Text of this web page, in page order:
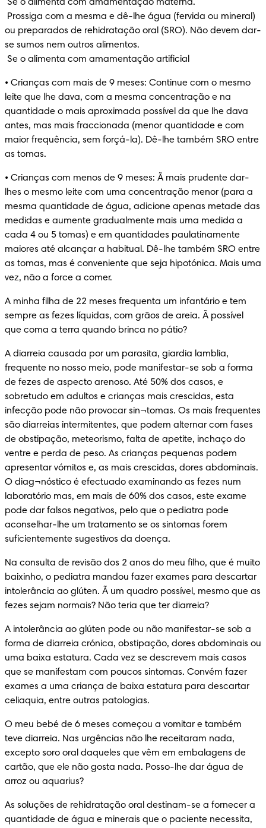
ou preparados de rehidratação oral (SRO). Não devem dar-
se sumos nem outros alimentos.
Se o alimenta com amamentação artificial
• Crianças com mais de 9 meses: Continue com o mesmo
leite que lhe dava, com a mesma concentração e na
quantidade o mais aproximada possível da que lhe dava
antes, mas mais fraccionada (menor quantidade e com
maior frequência, sem forçá-la). Dê-lhe também SRO entre
as tomas.
• Crianças com menos de 9 meses: Ã mais prudente dar-
lhes o mesmo leite com uma concentração menor (para a
mesma quantidade de água, adicione apenas metade das
medidas e aumente gradualmente mais uma medida a
cada 4 ou 5 tomas) e em quantidades paulatinamente
maiores até alcançar a habitual. Dê-lhe também SRO entre
as tomas, mas é conveniente que seja hipotónica. Mais uma
vez, não a force a comer.
A minha filha de 22 meses frequenta um infantário e tem
sempre as fezes líquidas, com grãos de areia. Ã possível
que coma a terra quando brinca no pátio?
A diarreia causada por um parasita, giardia lamblia,
frequente no nosso meio, pode manifestar-se sob a forma
de fezes de aspecto arenoso. Até 50% dos casos, e
sobretudo em adultos e crianças mais crescidas, esta
infecção pode não provocar sin¬tomas. Os mais frequentes
são diarreias intermitentes, que podem alternar com fases
de obstipação, meteorismo, falta de apetite, inchaço do
ventre e perda de peso. As crianças pequenas podem
apresentar vómitos e, as mais crescidas, dores abdominais.
O diag¬nóstico é efectuado examinando as fezes num
laboratório mas, em mais de 60% dos casos, este exame
pode dar falsos negativos, pelo que o pediatra pode
aconselhar-lhe um tratamento se os sintomas forem
suficientemente sugestivos da doença.
Na consulta de revisão dos 2 anos do meu filho, que é muito
baixinho, o pediatra mandou fazer exames para descartar
intolerância ao glúten. Ã um quadro possível, mesmo que as
fezes sejam normais? Não teria que ter diarreia?
A intolerância ao glúten pode ou não manifestar-se sob a
forma de diarreia crónica, obstipação, dores abdominais ou
uma baixa estatura. Cada vez se descrevem mais casos
que se manifestam com poucos sintomas. Convém fazer
exames a uma criança de baixa estatura para descartar
celiaquia, entre outras patologias.
O meu bebé de 6 meses começou a vomitar e também
teve diarreia. Nas urgências não lhe receitaram nada,
excepto soro oral daqueles que vêm em embalagens de
cartão, que ele não gosta nada. Posso-lhe dar água de
arroz ou aquarius?
As soluções de rehidratação oral destinam-se a fornecer a
quantidade de água e minerais que o paciente necessita,